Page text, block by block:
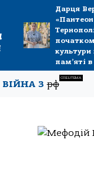
Дарця
«Пантеон
культури
пам’яті в
ВІЙНА Зрф
СПЕЦТЕМА